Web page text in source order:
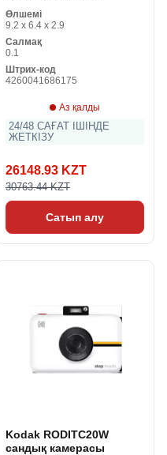
Өлшемі
9.2 x 6.4 x 2.9
Салмақ
0.1
Штрих-код
4260041686175
Аз қалды
24/48 САҒАТ ІШІНДЕ
ЖЕТКІЗУ
26148.93 KZT
30763.44 KZT
Сатып алу
Kodak RODITC20W
сандық камерасы